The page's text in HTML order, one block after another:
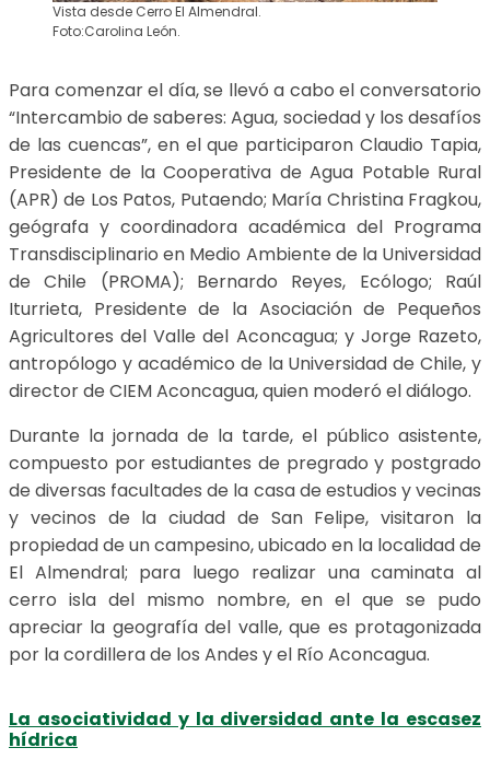
Vista desde Cerro El Almendral.
Foto:Carolina León.
Para comenzar el día, se llevó a cabo el conversatorio
“Intercambio de saberes: Agua, sociedad y los desafíos
de las cuencas”, en el que participaron Claudio Tapia,
Presidente de la Cooperativa de Agua Potable Rural
(APR) de Los Patos, Putaendo; María Christina Fragkou,
geógrafa y coordinadora académica del Programa
Transdisciplinario en Medio Ambiente de la Universidad
de Chile (PROMA); Bernardo Reyes, Ecólogo; Raúl
Iturrieta, Presidente de la Asociación de Pequeños
Agricultores del Valle del Aconcagua; y Jorge Razeto,
antropólogo y académico de la Universidad de Chile, y
director de CIEM Aconcagua, quien moderó el diálogo.
Durante la jornada de la tarde, el público asistente,
compuesto por estudiantes de pregrado y postgrado
de diversas facultades de la casa de estudios y vecinas
y vecinos de la ciudad de San Felipe, visitaron la
propiedad de un campesino, ubicado en la localidad de
El Almendral; para luego realizar una caminata al
cerro isla del mismo nombre, en el que se pudo
apreciar la geografía del valle, que es protagonizada
por la cordillera de los Andes y el Río Aconcagua.
La asociatividad y la diversidad ante la escasez
hídrica